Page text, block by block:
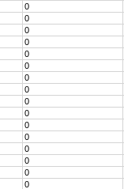
0
0
0
0
0
0
0
0
0
0
0
0
0
0
0
0